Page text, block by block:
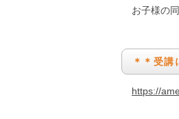
お子様の
＊＊受講
https://